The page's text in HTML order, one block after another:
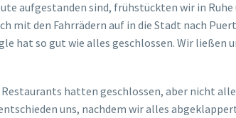
😀 Der Rochenschwarm am